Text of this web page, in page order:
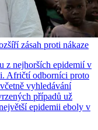
zásah proti nákaze
z nejhorších epidemií v
Afričtí odborníci proto
vyhledávání
případů už
epidemii eboly v